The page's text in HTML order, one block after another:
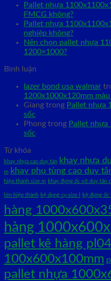
Pallet nhựa
FMCG không?
Pallet nhựa
nghiệp không?
Nên chọn pallet nhựa
1200×1000?
Bình luận
lazer bond usa walmar
1200x1000x120mm
Giang trong Pallet nhựa
sốc
Phong trong Pallet nhựa
sốc
Từ khóa
khay nhựa cao duy tân khay nhựa
m
khay phụ tùng cao duy
hiệp thành size m khay đựng ốc vít duy tân
lớn hiệp thành kệ dụng cụ size l kệ đựng
hàng
hàng
pallet kê hàng
100x600x100mm
pallet nhựa